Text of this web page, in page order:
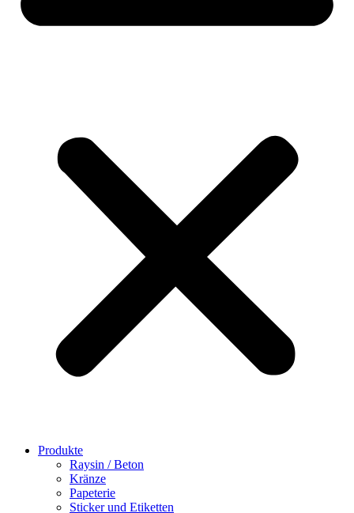
Produkte
Raysin / Beton
Kränze
Papeterie
Sticker und Etiketten